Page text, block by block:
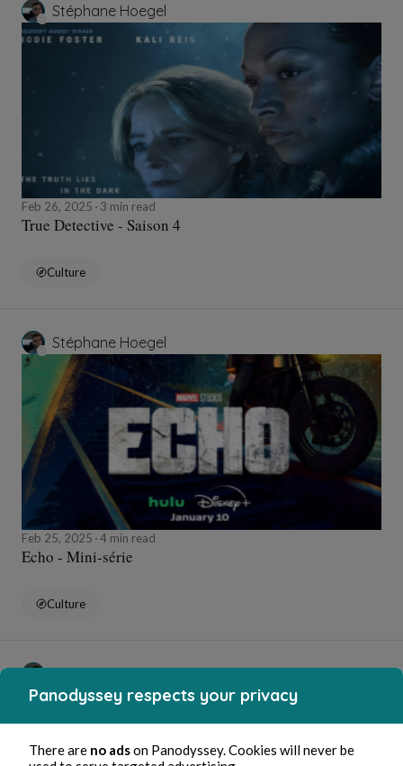
Stéphane Hoegel
Feb 26, 2025 3 min read
True Detective - Saison 4
Culture
Stéphane Hoegel
Feb 25, 2025 4 min read
Echo - Mini-série
Culture
Stéphane Hoegel
Panodyssey respects your privacy
There are no adson Panodyssey. Cookies will never be